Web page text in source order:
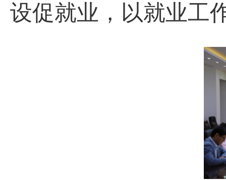
设促就业，以就业工